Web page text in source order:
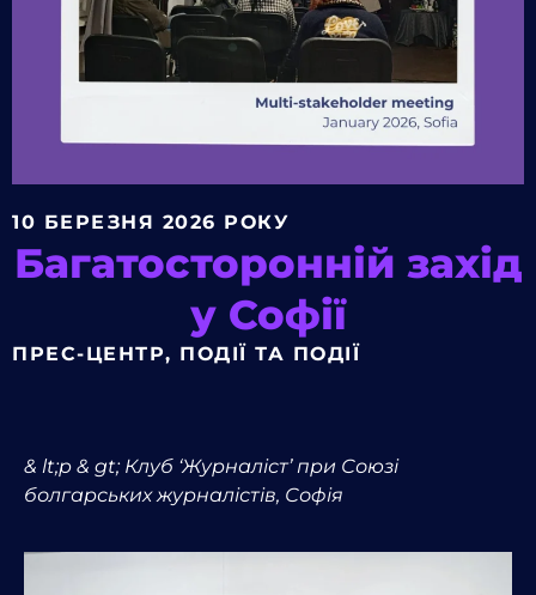
10 БЕРЕЗНЯ 2026 РОКУ
Багатосторонній захід
у Софії
ПРЕС-ЦЕНТР, ПОДІЇ ТА ПОДІЇ
& lt;p & gt; Клуб ‘Журналіст’ при Союзі
болгарських журналістів, Софія